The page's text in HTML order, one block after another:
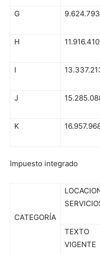
G
H
I
J
K
Impuesto integrado
CATEGORÍA
TEXTO
VIGENTE